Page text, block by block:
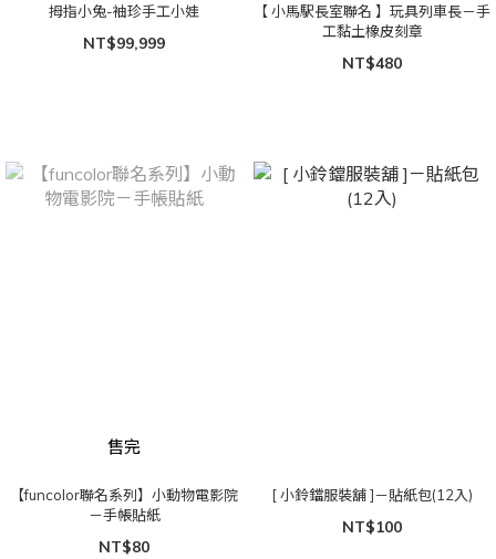
拇指小兔-袖珍手工小娃
NT$99,999
【 小馬駅長室聯名 】玩具列車長－手
工黏土橡皮刻章
NT$480
售完
【funcolor聯名系列】小動物電影院
－手帳貼紙
NT$80
[ 小鈴鐺服裝舖 ]－貼紙包(12入)
NT$100